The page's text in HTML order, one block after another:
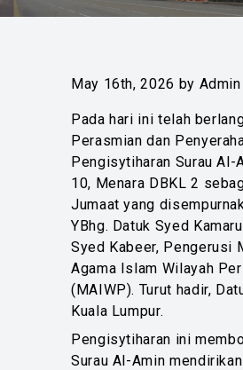
May 16th, 2026 by
Pada hari ini telah
Perasmian dan
Pengisytiharan Surau Al-
10, Menara DBKL 2
Jumaat yang
YBhg. Datuk Syed
Syed Kabeer, Pengerusi
Agama Islam Wilayah
(MAIWP). Turut hadir,
Kuala Lumpur.
Pengisytiharan ini
Surau Al-Amin